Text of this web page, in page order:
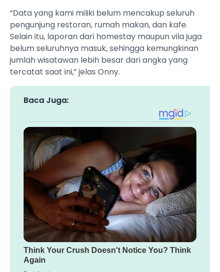
“Data yang kami miliki belum mencakup seluruh
pengunjung restoran, rumah makan, dan kafe.
Selain itu, laporan dari homestay maupun vila juga
belum seluruhnya masuk, sehingga kemungkinan
jumlah wisatawan lebih besar dari angka yang
tercatat saat ini,” jelas Onny.
Baca Juga: